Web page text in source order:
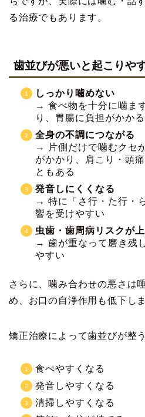
る治療でもあります。
歯並びが悪いと起こりや
しっかり噛めない
→ 食べ物を十分に噛ま
り、胃腸に負担がかかる
全身の不調につながる
→ 片側だけで噛むクセ
がかかり、肩こり・頭
ともある
発音しにくくなる
→ 特に「さ行・た行・
響を受けやすい
虫歯・歯周病リスクが
→ 歯が重なって磨き残
やすい
さらに、噛み合わせの悪さは
め、お口の自浄作用も低下しま
矯正治療によって歯並びが整う
食べやすくなる
発音しやすくなる
清掃しやすくなる